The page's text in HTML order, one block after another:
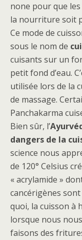
none pour que
la nourriture soit
Ce mode de
sous le nom de
cuisants sur un
petit fond d’eau.
utilisée lors de la
de massage.
Panchakarma
Bien sûr, l’
dangers de la
science nous
de 120° Celsius
« acrylamide »
cancérigènes
quoi, la cuisson
lorsque nous
faisons des